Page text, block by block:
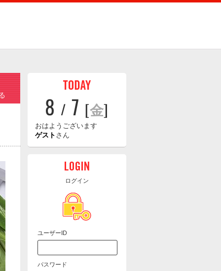
8 / 7 [金]
おはようございます
ゲストさん
ログイン
ユーザーID
パスワード